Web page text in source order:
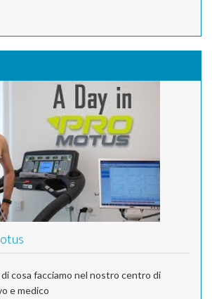
cosa facciamo nel nostro centro di
e medico